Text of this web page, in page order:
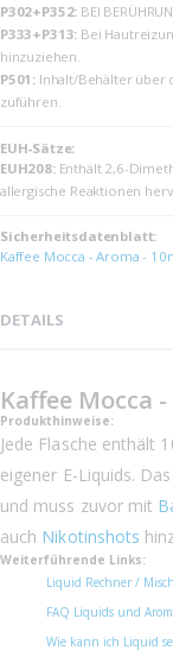
P302+P352: BEI
P333+P313: Bei
hinzuziehen.
P501: Inhalt/Behälter über
zuführen.
EUH-Sätze:
EUH208:Enthält 2,6-
allergische Reaktionen
Sicherheits­datenblatt:
Kaffee Mocca - Aroma -
DETAILS
Kaffee Mocca
Produkthinweise:
Jede Flasche enthält
eigener E-Liquids.
und muss zuvor mit
auch Nikotinshots
Weiterführende Links:
Liquid Rechner /
FAQ Liquids und
Wie kann ich Liquid